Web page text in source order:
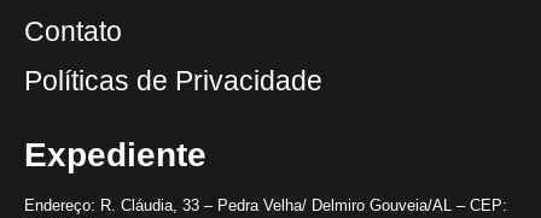
Contato
Políticas de Privacidade
Expediente
Endereço: R. Cláudia, 33 – Pedra Velha/ Delmiro Gouveia/AL – CEP: